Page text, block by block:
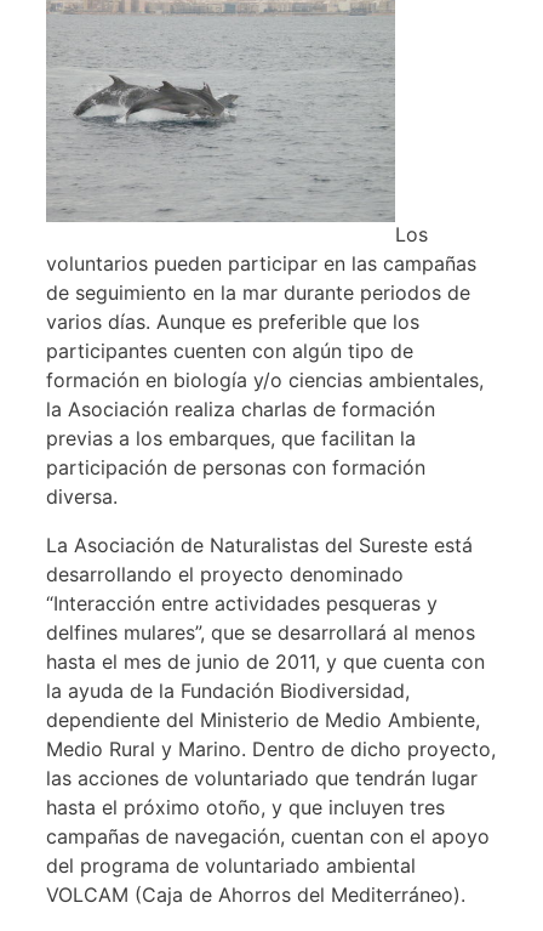
Los
voluntarios pueden participar en las campañas
de seguimiento en la mar durante periodos de
varios días. Aunque es preferible que los
participantes cuenten con algún tipo de
formación en biología y/o ciencias ambientales,
la Asociación realiza charlas de formación
previas a los embarques, que facilitan la
participación de personas con formación
diversa.
La Asociación de Naturalistas del Sureste está
desarrollando el proyecto denominado
“Interacción entre actividades pesqueras y
delfines mulares”, que se desarrollará al menos
hasta el mes de junio de 2011, y que cuenta con
la ayuda de la Fundación Biodiversidad,
dependiente del Ministerio de Medio Ambiente,
Medio Rural y Marino. Dentro de dicho proyecto,
las acciones de voluntariado que tendrán lugar
hasta el próximo otoño, y que incluyen tres
campañas de navegación, cuentan con el apoyo
del programa de voluntariado ambiental
VOLCAM (Caja de Ahorros del Mediterráneo).